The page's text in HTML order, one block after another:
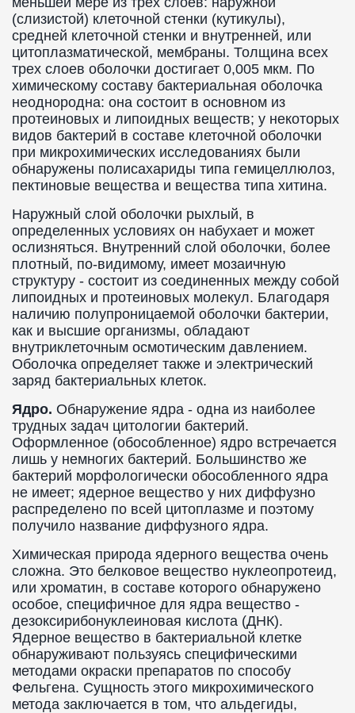
(слизистой) клеточной стенки (кутикулы),
средней клеточной стенки и внутренней, или
цитоплазматической, мембраны. Толщина всех
трех слоев оболочки достигает 0,005 мкм. По
химическому составу бактериальная оболочка
неоднородна: она состоит в основном из
протеиновых и липоидных веществ; у некоторых
видов бактерий в составе клеточной оболочки
при микрохимических исследованиях были
обнаружены полисахариды типа гемицеллюлоз,
пектиновые вещества и вещества типа хитина.
Наружный слой оболочки рыхлый, в
определенных условиях он набухает и может
ослизняться. Внутренний слой оболочки, более
плотный, по-видимому, имеет мозаичную
структуру - состоит из соединенных между собой
липоидных и протеиновых молекул. Благодаря
наличию полупроницаемой оболочки бактерии,
как и высшие организмы, обладают
внутриклеточным осмотическим давлением.
Оболочка определяет также и электрический
заряд бактериальных клеток.
Ядро. Обнаружение ядра - одна из наиболее
трудных задач цитологии бактерий.
Оформленное (обособленное) ядро встречается
лишь у немногих бактерий. Большинство же
бактерий морфологически обособленного ядра
не имеет; ядерное вещество у них диффузно
распределено по всей цитоплазме и поэтому
получило название диффузного ядра.
Химическая природа ядерного вещества очень
сложна. Это белковое вещество нуклеопротеид,
или хроматин, в составе которого обнаружено
особое, специфичное для ядра вещество -
дезоксирибонуклеиновая кислота (ДНК).
Ядерное вещество в бактериальной клетке
обнаруживают пользуясь специфическими
методами окраски препаратов по способу
Фельгена. Сущность этого микрохимического
метода заключается в том, что альдегиды,